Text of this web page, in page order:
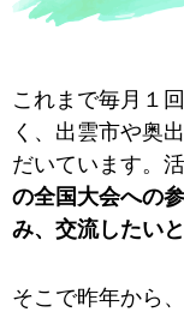
これまで毎月１
く、出雲市や奥
だいています。
の全国大会への
み、交流したい
そこで昨年から